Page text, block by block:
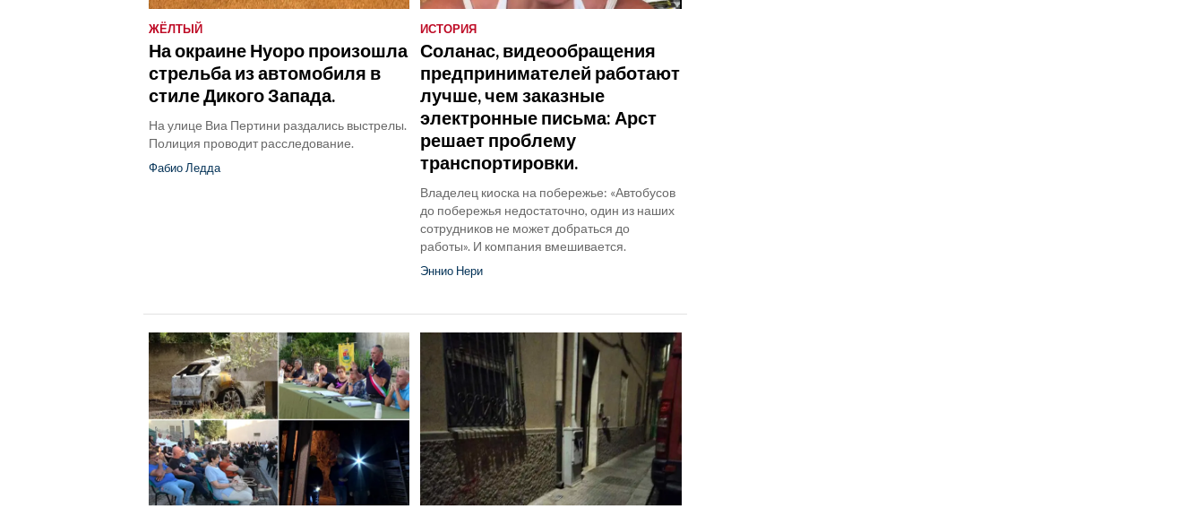
ЖЁЛТЫЙ
На окраине Нуоро произошла
стрельба из автомобиля в
стиле Дикого Запада.
На улице Виа Пертини раздались выстрелы.
Полиция проводит расследование.
Фабио Ледда
ИСТОРИЯ
Соланас, видеообращения
предпринимателей работают
лучше, чем заказные
электронные письма: Арст
решает проблему
транспортировки.
Владелец киоска на побережье: «Автобусов
до побережья недостаточно, один из наших
сотрудников не может добраться до
работы». И компания вмешивается.
Эннио Нери